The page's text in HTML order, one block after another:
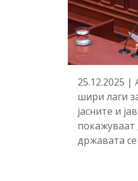
25.12.2025 |
шири лаги
јасните и
покажуваат
државата